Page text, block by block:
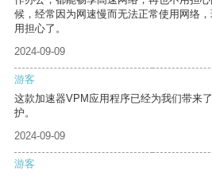
候，经常因为网速慢而无法正常使用网络
用担心了。
2024-09-09
游客
这款加速器VPM应用程序已经为我们带来
护。
2024-09-09
游客